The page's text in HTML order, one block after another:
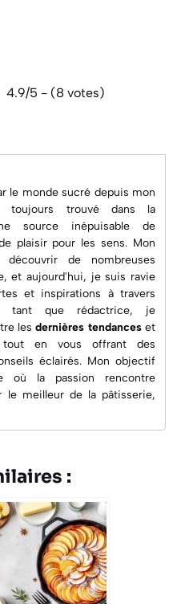
4.9/5 - (8 votes)
le monde sucré depuis mon
toujours trouvé dans la
source inépuisable de
plaisir pour les sens. Mon
de nombreuses
et aujourd'hui, je suis ravie
et inspirations à travers
tant que rédactrice, je
lesdernières tendanceset
en vous offrant des
éclairés. Mon objectif
où la passion rencontre
le meilleur de la pâtisserie,
: